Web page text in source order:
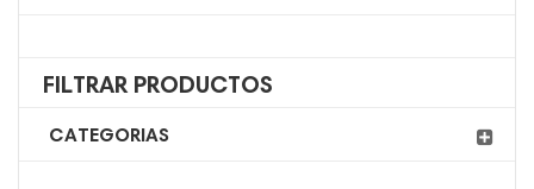
FILTRAR PRODUCTOS
CATEGORIAS